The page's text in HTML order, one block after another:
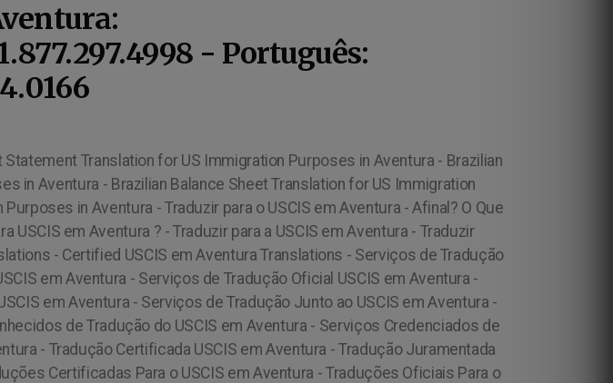
- Português:
Immigration Purposes in Aventura - Brazilian Resume Translation for US Immigration Purposes in Aventura - Brazilian Curriculum Vitae Translation for US Immigration Purposes in Aventura - Brazilian Resume Translation for US Immigration Purposes in Aventura - Brazilian Military Identification Translation for US Immigration Purposes in Aventura - Portuguese to English Interpreter in Aventura - Certified Official Portuguese to English Interpreter in Aventura - Portuguese English Interpreter in Aventura - Brazilian English Translator in Aventura - Brazilian to English Interpreter in Aventura - Certified Portuguese to English Interpreter in Aventura - Interprete em Aventura - Interprete Portugues Ingles em Aventura - Interprete Ingles para Portugues em Aventura - Interprete Brasileiro em Aventura - Brazilian Court Papers Translation for US Immigration Purposes in Aventura - Brazilian Adoption Translation for US Immigration Purposes in Aventura - Simultaneous Portuguese Interpreter in Aventura - Simultaneous Portuguese Technical Interprere in Aventura Traduzir para USCIS em Aventura - Brazilian MEI Translation for US Immigration Purposes in Aventura, Brazilian Federal Police Records Translation for US Immigration Purposes in Aventura, Brazilian Civil Police Records Translation for US Immigration Purposes in Aventura - Brazilian Local Police Records Translation for US Immigration Purposes in Aventura - Brazilian Adoption Translation for US Immigration Purposes in Aventura - Brazilian High School Diploma Translation for US Immigration Purposes in Aventura - Brazilian College Diploma Translation for US Immigration Purposes in Aventura - Brazilian University Diploma Translation for US Immigration Purposes in Aventura - Brazilian Doctoral Diploma Translation for US Immigration Purposes in Aventura - Brazilian Professional Registration Translation for US Immigration Purposes in Aventura - Brazilian CREA Registration Translation for US Immigration Purposes in Aventura - Brazilian Proof of Income Translation for US Immigration Purposes in Aventura - Brazilian Judgement Translation for US Immigration Purposes in Aventura - Brazilian Legal Judgement Translation for US Immigration Purposes in Aventura - Brazilian Document Certification Translation for US Immigration Purposes in Aventura - Brazilian Documents for US Immigration Purposes in Aventura - Brazilian Rental Agreement Translation for US Immigration Purposes in Aventura - Brazilian Leasing Agreement Translation for US Immigration Purposes in Aventura - Brazilian Property Deed Translation for US Immigration Purposes in Aventura, Brazilian CIC Translation for US Immigration Purposes in Aventura - Traduzir Documentos para USCIS em Aventura - Quem Pode Traduzir para USCIS em Aventura ? - Onde Posso Traduzir para USCIS em Aventura ? - Como Fazer para Traduzir para o USCIS em Aventura ? - Traduzir Documentos Pessoais para USCIS em Aventura - Traduzir Documentos Brasileiros para USCIS em Aventura - Documentos Brasileiros para USCIS em Aventura - Documentos Jurídicos para USCIS em Aventura - Carta de Recomendação para USCIS em Aventura - Carteira de Vacinação para USCIS em Aventura - Atas da Constituição para USCIS em Aventura - Demonstrativos para USCIS em Aventura - Plano de Negócios para USCIS em Aventura - Business Plan para USCIS em Aventura - Reservista para USCIS em Aventura - Carteira de Habilitação para USCIS em Aventura - Conteúdo Programático para USCIS em Aventura - Documentos Acadêmicos para USCIS em Aventura - Documentos Financeiros para USCIS em Aventura - Brazilian Business Contract Translation for US Immigration Purposes in Aventura - Documentos Contabilísticos para USCIS em Aventura - Comprovante de Transação Bancária para USCIS em Aventura - Transferências entre Contas Correntes para USCIS em Aventura - Guia de Recolhimento Rescisório do FGTS para USCIS em Aventura - Guia para Recolhimento Individual do FGTS para USCIS em Aventura - Aviso Prévio para USCIS em Aventura - Contrato Laboral para USCIS em Aventura - Fundo de Garantia por Tempo de Serviço (FGTS) para USCIS em Aventura - Termo de Quitação de Rescisão do Contrato de Trabalho para USCIS em Aventura - Extrato de Conta do Fundo de Guarantia - FGTS para USCIS em Aventura - Demonstrativo de Pagamento de Salário para USCIS em Aventura - Consolidação das Leis do Trabalho para USCIS em Aventura - Diário Oficial da União para USCIS em Aventura - Ocorrência Policial para USCIS em Aventura - Boletim Policial para USCIS em Aventura - Antecedente Criminal para USCIS em Aventura - IPVA para USCIS em Aventura - Contrato de Locação para USCIS em Aventura - Contrato de Compra e Venda para USCIS em Aventura - Comprovação de Renda para USCIS em Aventura - Registro Profissional para USCIS em Aventura - Registro do CREA para USCIS em Aventura - Registro do Crofeta para USCIS em Aventura - RFE para USCIS em Aventura - CRN para USCI